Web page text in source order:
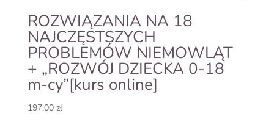
ROZWIĄZANIA NA 18
NAJCZĘSTSZYCH
PROBLEMÓW NIEMOWLĄT
+ „ROZWÓJ DZIECKA 0-18
m-cy”[kurs online]
197,00 zł